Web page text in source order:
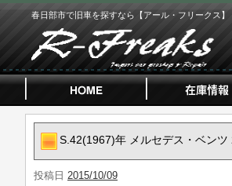
春日部市で旧車を探すなら【アール・フリークス】
S.42(1967)年 メルセデス・ベンツ
投稿日 2015/10/09